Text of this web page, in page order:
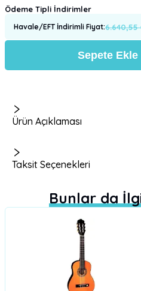
Ödeme Tipli İndirimler
Havale/EFT İndirimli Fiyat:6.640,55
Sepete Ekle
Ürün Açıklaması
Taksit Seçenekleri
Bunlar da